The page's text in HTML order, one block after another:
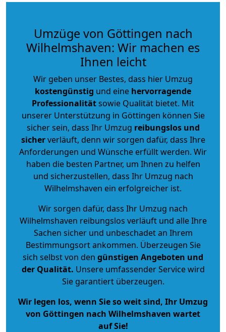
Umzüge von Göttingen nach
Wilhelmshaven: Wir machen es
Ihnen leicht
Wir geben unser Bestes, dass hier Umzug
kostengünstig und eine hervorragende
Professionalitätsowie Qualität bietet. Mit
unserer Unterstützung in Göttingen können Sie
sicher sein, dass Ihr Umzug reibungslos und
sicherverläuft, denn wir sorgen dafür, dass Ihre
Anforderungen und Wünsche erfüllt werden. Wir
haben die besten Partner, um Ihnen zu helfen
und sicherzustellen, dass Ihr Umzug nach
Wilhelmshaven ein erfolgreicher ist.
Wir sorgen dafür, dass Ihr Umzug nach
Wilhelmshaven reibungslos verläuft und alle Ihre
Sachen sicher und unbeschadet an Ihrem
Bestimmungsort ankommen. Überzeugen Sie
sich selbst von den günstigen Angeboten und
der Qualität. Unsere umfassender Service wird
Sie garantiert überzeugen.
Wir legen los, wenn Sie so weit sind, Ihr Umzug
von Göttingen nach Wilhelmshaven wartet
auf Sie!